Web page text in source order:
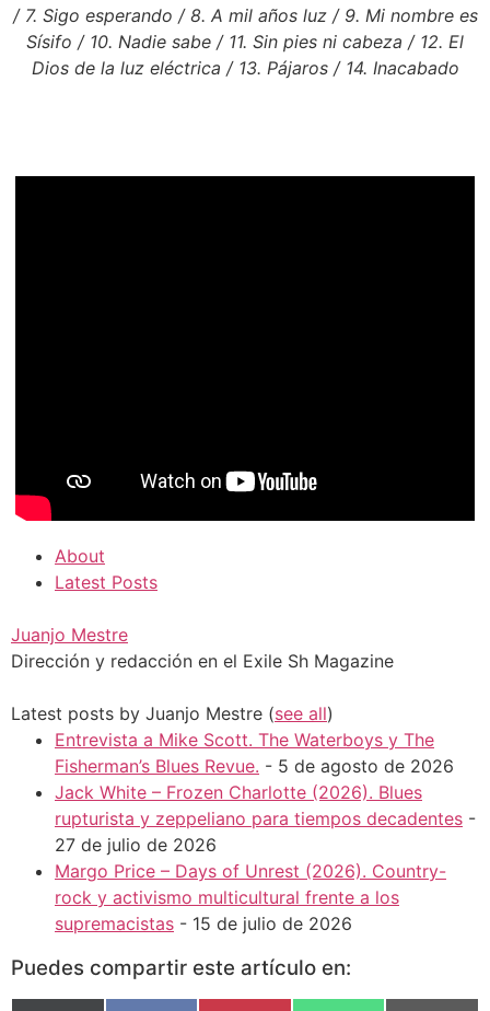
/ 7. Sigo esperando / 8. A mil años luz / 9. Mi nombre es
Sísifo / 10. Nadie sabe / 11. Sin pies ni cabeza / 12. El
Dios de la luz eléctrica / 13. Pájaros / 14. Inacabado
About
Latest Posts
Juanjo Mestre
Dirección y redacción en el Exile Sh Magazine
Latest posts by Juanjo Mestre (see all)
Entrevista a Mike Scott. The Waterboys y The
Fisherman’s Blues Revue. - 5 de agosto de 2026
Jack White – Frozen Charlotte (2026). Blues
rupturista y zeppeliano para tiempos decadentes -
27 de julio de 2026
Margo Price – Days of Unrest (2026). Country-
rock y activismo multicultural frente a los
supremacistas - 15 de julio de 2026
Puedes compartir este artículo en: